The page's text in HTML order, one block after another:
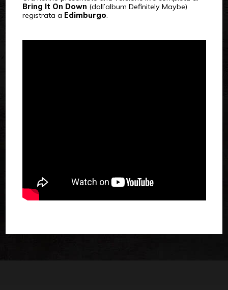
Bring It On Down (dall’album Definitely Maybe)
registrata a Edimburgo.